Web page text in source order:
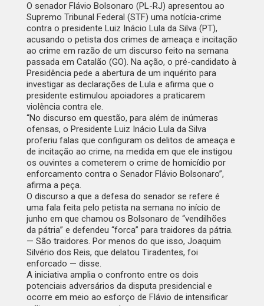
O senador Flávio Bolsonaro (PL-RJ) apresentou ao
Supremo Tribunal Federal (STF) uma notícia-crime
contra o presidente Luiz Inácio Lula da Silva (PT),
acusando o petista dos crimes de ameaça e incitação
ao crime em razão de um discurso feito na semana
passada em Catalão (GO). Na ação, o pré-candidato à
Presidência pede a abertura de um inquérito para
investigar as declarações de Lula e afirma que o
presidente estimulou apoiadores a praticarem
violência contra ele.
“No discurso em questão, para além de inúmeras
ofensas, o Presidente Luiz Inácio Lula da Silva
proferiu falas que configuram os delitos de ameaça e
de incitação ao crime, na medida em que ele instigou
os ouvintes a cometerem o crime de homicídio por
enforcamento contra o Senador Flávio Bolsonaro”,
afirma a peça.
O discurso a que a defesa do senador se refere é
uma fala feita pelo petista na semana no início de
junho em que chamou os Bolsonaro de “vendilhões
da pátria” e defendeu “forca” para traidores da pátria.
— São traidores. Por menos do que isso, Joaquim
Silvério dos Reis, que delatou Tiradentes, foi
enforcado — disse.
A iniciativa amplia o confronto entre os dois
potenciais adversários da disputa presidencial e
ocorre em meio ao esforço de Flávio de intensificar